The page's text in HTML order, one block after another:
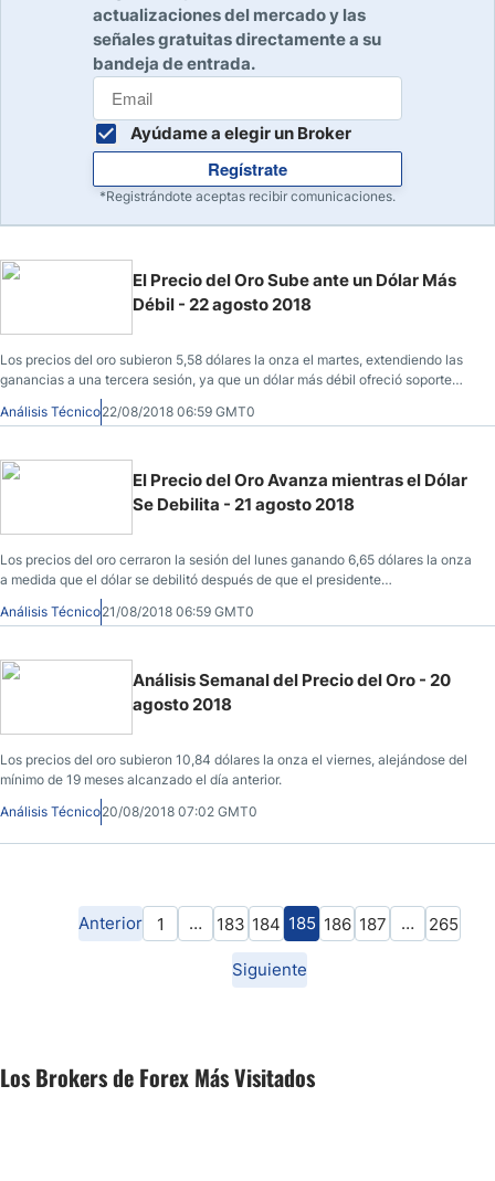
actualizaciones del mercado y las
señales gratuitas directamente a su
bandeja de entrada.
Ayúdame a elegir un Broker
Regístrate
*Registrándote aceptas recibir comunicaciones.
El Precio del Oro Sube ante un Dólar Más
Débil - 22 agosto 2018
Los precios del oro subieron 5,58 dólares la onza el martes, extendiendo las
ganancias a una tercera sesión, ya que un dólar más débil ofreció soporte
Análisis Técnico22/08/2018 06:59 GMT0
El Precio del Oro Avanza mientras el Dólar
Se Debilita - 21 agosto 2018
Los precios del oro cerraron la sesión del lunes ganando 6,65 dólares la onza
a medida que el dólar se debilitó después de que el presidente
estadounidense,
Análisis Técnico21/08/2018 06:59 GMT0
Análisis Semanal del Precio del Oro - 20
agosto 2018
Los precios del oro subieron 10,84 dólares la onza el viernes, alejándose del
mínimo de 19 meses alcanzado el día anterior.
Análisis Técnico20/08/2018 07:02 GMT0
Anterior 1 … 183 184 185 186 187 … 265
Siguiente
Los Brokers de Forex Más Visitados